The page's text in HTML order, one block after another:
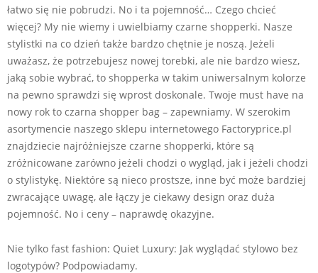
łatwo się nie pobrudzi. No i ta pojemność… Czego chcieć
więcej? My nie wiemy i uwielbiamy czarne shopperki. Nasze
stylistki na co dzień także bardzo chętnie je noszą. Jeżeli
uważasz, że potrzebujesz nowej torebki, ale nie bardzo wiesz,
jaką sobie wybrać, to shopperka w takim uniwersalnym kolorze
na pewno sprawdzi się wprost doskonale. Twoje must have na
nowy rok to czarna shopper bag – zapewniamy. W szerokim
asortymencie naszego sklepu internetowego Factoryprice.pl
znajdziecie najróżniejsze czarne shopperki, które są
zróżnicowane zarówno jeżeli chodzi o wygląd, jak i jeżeli chodzi
o stylistykę. Niektóre są nieco prostsze, inne być może bardziej
zwracające uwagę, ale łączy je ciekawy design oraz duża
pojemność. No i ceny – naprawdę okazyjne.
Nie tylko fast fashion: Quiet Luxury: Jak wyglądać stylowo bez
logotypów? Podpowiadamy.